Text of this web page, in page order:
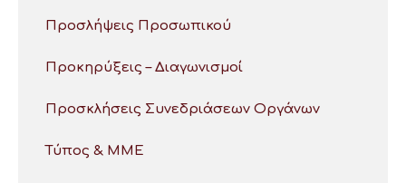
Προσλήψεις Προσωπικού
Προκηρύξεις – Διαγωνισμοί
Προσκλήσεις Συνεδριάσεων Οργάνων
Τύπος & ΜΜΕ